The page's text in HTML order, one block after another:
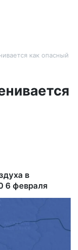
как опасный
в
6 февраля